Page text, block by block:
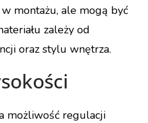
montażu, ale mogą być
zależy od
oraz stylu wnętrza.
możliwość regulacji